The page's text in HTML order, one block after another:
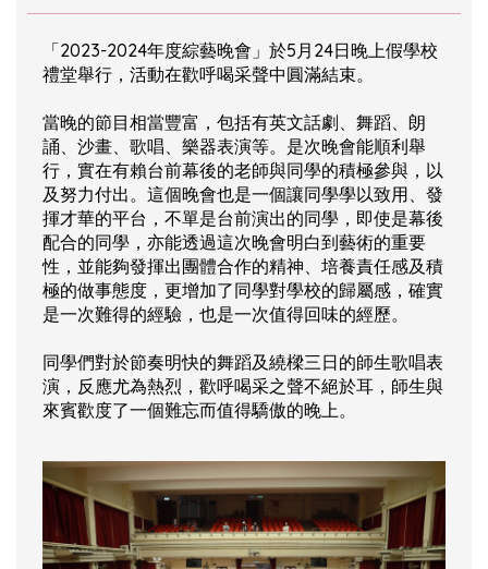
「2023-2024年度綜藝晚會」於5月24日晚上假學校
禮堂舉行，活動在歡呼喝采聲中圓滿結束。
當晚的節目相當豐富，包括有英文話劇、舞蹈、朗
誦、沙畫、歌唱、樂器表演等。是次晚會能順利舉
行，實在有賴台前幕後的老師與同學的積極參與，以
及努力付出。這個晚會也是一個讓同學學以致用、發
揮才華的平台，不單是台前演出的同學，即使是幕後
配合的同學，亦能透過這次晚會明白到藝術的重要
性，並能夠發揮出團體合作的精神、培養責任感及積
極的做事態度，更增加了同學對學校的歸屬感，確實
是一次難得的經驗，也是一次值得回味的經歷。
同學們對於節奏明快的舞蹈及繞樑三日的師生歌唱表
演，反應尤為熱烈，歡呼喝采之聲不絕於耳，師生與
來賓歡度了一個難忘而值得驕傲的晚上。